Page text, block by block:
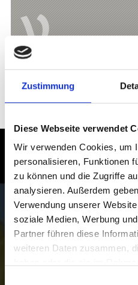
Zustimmung
Diese Webseite verwendet
Wir verwenden Cookies, um
personalisieren, Funktionen
zu können und die Zugriffe
analysieren. Außerdem
Verwendung unserer
soziale Medien, Werbung
Partner führen diese
weiteren Daten zusammen,
V
Info
geöffnet
Winter im
Pures
von einsamen
zu fünf